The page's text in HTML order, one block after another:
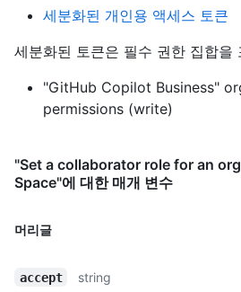
세분화된 개인용 액세스 토큰
세분화된 토큰은 필수 권한 집합을
"GitHub Copilot Business"
permissions (write)
"Set a collaborator role for an
Space"에 대한 매개 변수
머리글
accept
string